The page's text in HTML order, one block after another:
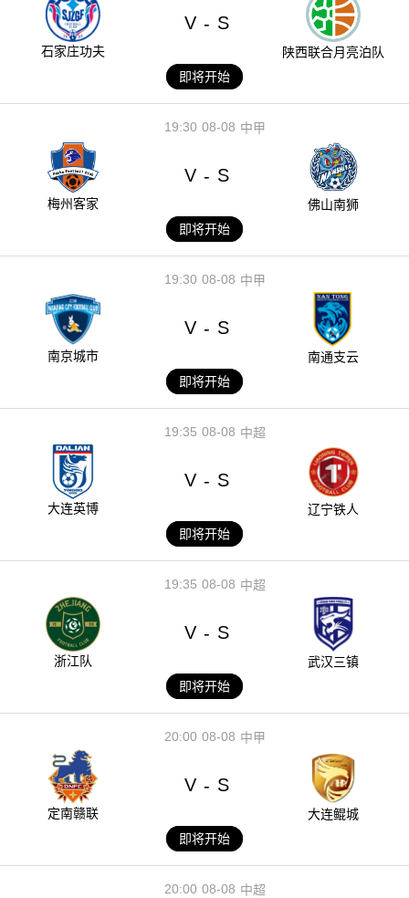
石家庄功夫
V - S
陕西联合月亮泊队
即将开始
08-08
19:30 中甲
梅州客家
V - S
佛山南狮
即将开始
08-08
19:30 中甲
南京城市
V - S
南通支云
即将开始
08-08
19:35 中超
大连英博
V - S
辽宁铁人
即将开始
08-08
19:35 中超
浙江队
V - S
武汉三镇
即将开始
08-08
20:00 中甲
定南赣联
V - S
大连鲲城
即将开始
08-08
20:00 中超